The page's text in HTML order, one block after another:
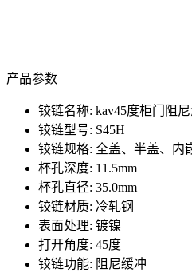
产品参数
铰链名称: kav45度柜门阻
铰链型号: S45H
铰链规格: 全盖、半盖、内
杯孔深度: 11.5mm
杯孔直径: 35.0mm
铰链材质: 冷轧钢
表面处理: 镀镍
打开角度: 45度
铰链功能: 阻尼缓冲